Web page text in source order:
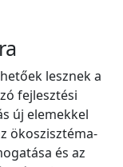
lesznek a
fejlesztési
új elemekkel
ökoszisztéma-
és az